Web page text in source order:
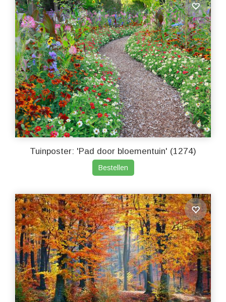
Tuinposter: 'Pad door bloementuin' (1274)
Bestellen